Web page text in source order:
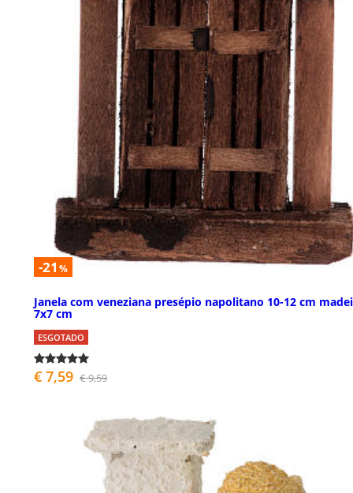
-21 %
Janela com veneziana presépio napolitano 10-12 cm
7x7 cm
ESGOTADO
€ 7,59 € 9,59